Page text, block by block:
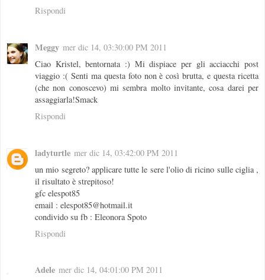
Rispondi
Meggy mer dic 14, 03:30:00 PM 2011
Ciao Kristel, bentornata :) Mi dispiace per gli acciacchi post
viaggio :( Senti ma questa foto non è così brutta, e questa ricetta
(che non conoscevo) mi sembra molto invitante, cosa darei per
assaggiarla!Smack
Rispondi
ladyturtle mer dic 14, 03:42:00 PM 2011
un mio segreto? applicare tutte le sere l'olio di ricino sulle ciglia ,
il risultato è strepitoso!
gfc elespot85
email : elespot85@hotmail.it
condivido su fb : Eleonora Spoto
Rispondi
Adele mer dic 14, 04:01:00 PM 2011